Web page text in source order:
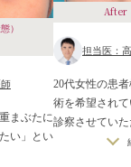
）
まぶたに
い」とい
After
担当医：
20代女性の患
術を希望されて
診察させてい
狭い末広型の